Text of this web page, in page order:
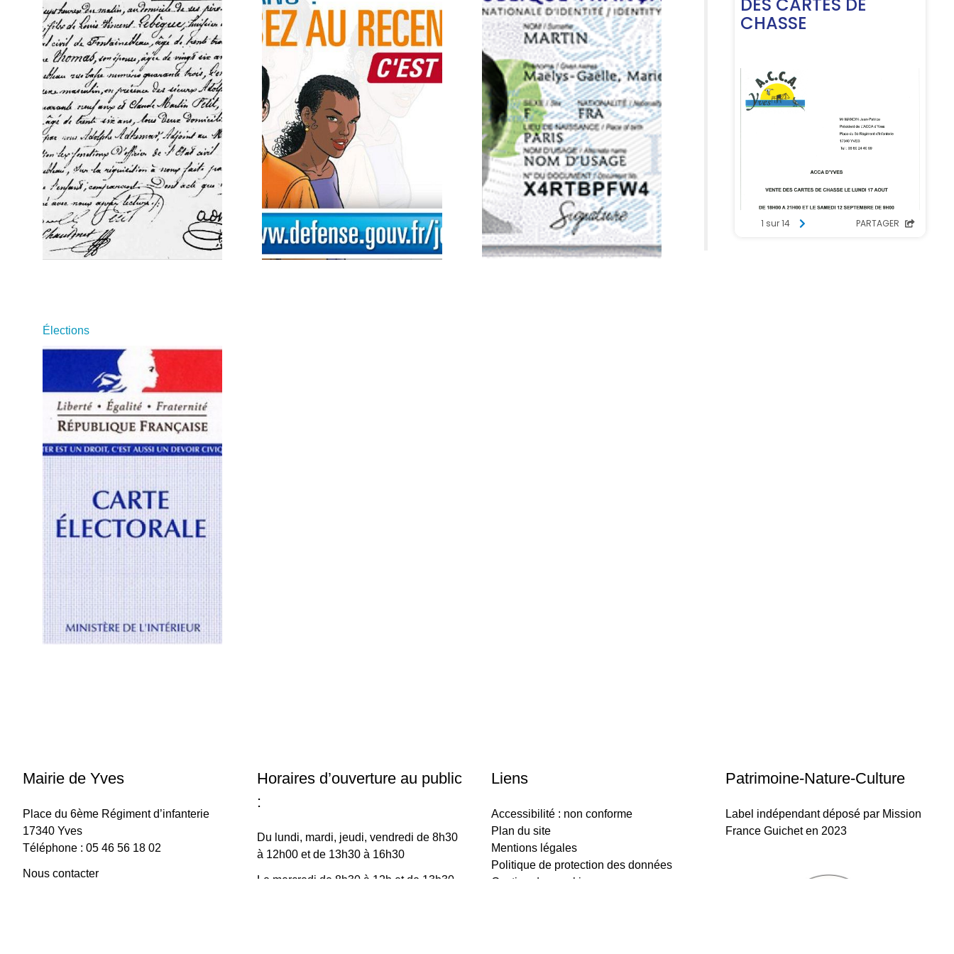
Élections
Mairie de Yves
Place du 6ème Régiment d’infanterie
17340 Yves
Téléphone : 05 46 56 18 02
Nous contacter
Horaires d’ouverture au public
:
Du lundi, mardi, jeudi, vendredi de 8h30
à 12h00 et de 13h30 à 16h30
Le mercredi de 8h30 à 12h et de 13h30
Liens
Accessibilité : non conforme
Plan du site
Mentions légales
Politique de protection des données
Gestion des cookies
Patrimoine-Nature-Culture
Label indépendant déposé par Mission
France Guichet en 2023